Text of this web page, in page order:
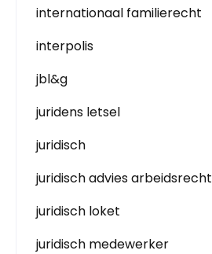
internationaal familierecht
interpolis
jbl&g
juridens letsel
juridisch
juridisch advies arbeidsrecht
juridisch loket
juridisch medewerker